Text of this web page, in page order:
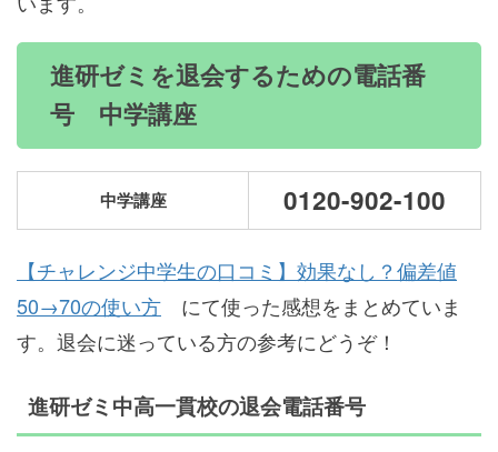
進研ゼミを退会するための電話番
号 中学講座
中学講座 0120-902-100
【チャレンジ中学生の口コミ】効果なし？偏差値
50→70の使い方 にて使った感想をまとめていま
す。退会に迷っている方の参考にどうぞ！
進研ゼミ中高一貫校の退会電話番号